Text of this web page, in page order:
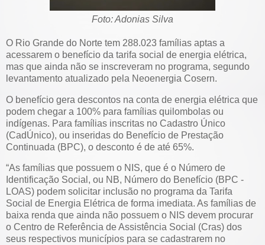
Foto: Adonias Silva
O Rio Grande do Norte tem 288.023 famílias aptas a
acessarem o benefício da tarifa social de energia elétrica,
mas que ainda não se inscreveram no programa, segundo
levantamento atualizado pela Neoenergia Cosern.
O benefício gera descontos na conta de energia elétrica que
podem chegar a 100% para famílias quilombolas ou
indígenas. Para famílias inscritas no Cadastro Único
(CadÚnico), ou inseridas do Benefício de Prestação
Continuada (BPC), o desconto é de até 65%.
“As famílias que possuem o NIS, que é o Número de
Identificação Social, ou NB, Número do Benefício (BPC -
LOAS) podem solicitar inclusão no programa da Tarifa
Social de Energia Elétrica de forma imediata. As famílias de
baixa renda que ainda não possuem o NIS devem procurar
o Centro de Referência de Assistência Social (Cras) dos
seus respectivos municípios para se cadastrarem no